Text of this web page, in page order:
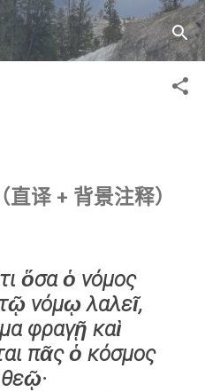
要内容
译 + 背景注释）
ὅσα ὁ νόμος
νόμῳ λαλεῖ,
φραγῇ καὶ
πᾶς ὁ κόσμος